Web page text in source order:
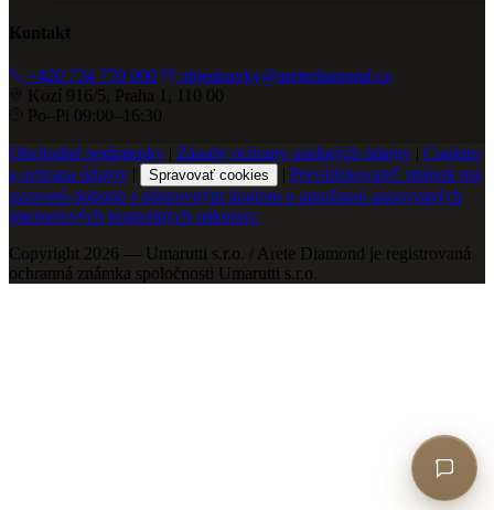
Kontakt
+420 734 770 000
objednavky@aretediamond.cz
Kozí 916/5, Praha 1, 110 00
Po–Pi 09:00–16:30
Obchodné podmienky | Zásady ochrany osobných údajov | Cookies
a ochrana údajov | Spravovať cookies | Prevádzkovateľ stránok má
uzavretú dohodu s púnzovným úradom o umožnení anonymných
internetových kontrolných nákupov.
Copyright 2026 — Umarutti s.r.o. / Arete Diamond je registrovaná
ochranná známka spoločnosti Umarutti s.r.o.